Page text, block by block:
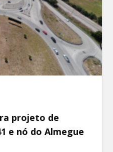
projeto de
e nó do Almegue